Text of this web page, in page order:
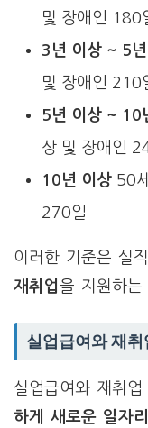
및 장애인 180
3년 이상 ~ 5
및 장애인 210
5년 이상 ~ 10
상 및 장애인
10년 이상50
270일
이러한 기준은 실
재취업을 지원하는
실업급여와 재
실업급여와 재취
하게 새로운 일자